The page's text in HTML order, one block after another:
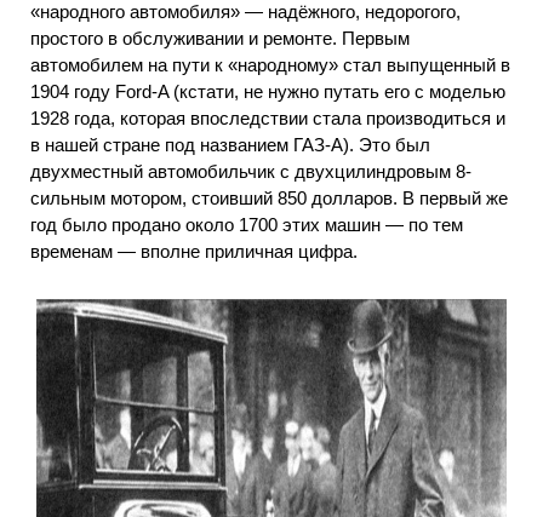
«народного автомобиля» — надёжного, недорогого,
простого в обслуживании и ремонте. Первым
автомобилем на пути к «народному» стал выпущенный в
1904 году Ford-A (кстати, не нужно путать его с моделью
1928 года, которая впоследствии стала производиться и
в нашей стране под названием ГАЗ-А). Это был
двухместный автомобильчик с двухцилиндровым 8-
сильным мотором, стоивший 850 долларов. В первый же
год было продано около 1700 этих машин — по тем
временам — вполне приличная цифра.